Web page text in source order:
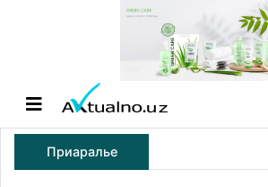
Приаралье